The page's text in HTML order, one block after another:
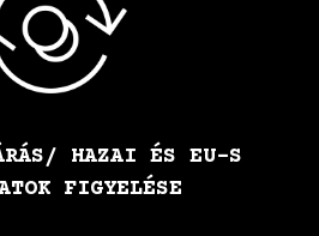
HAZAI ÉS EU-S
FIGYELÉSE